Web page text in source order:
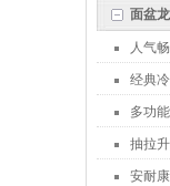
面盆
人气
经典
多功
抽拉
安耐